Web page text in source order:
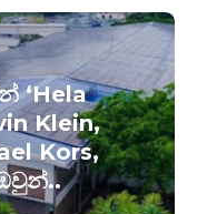
‘Hela
Klein,
Kors,